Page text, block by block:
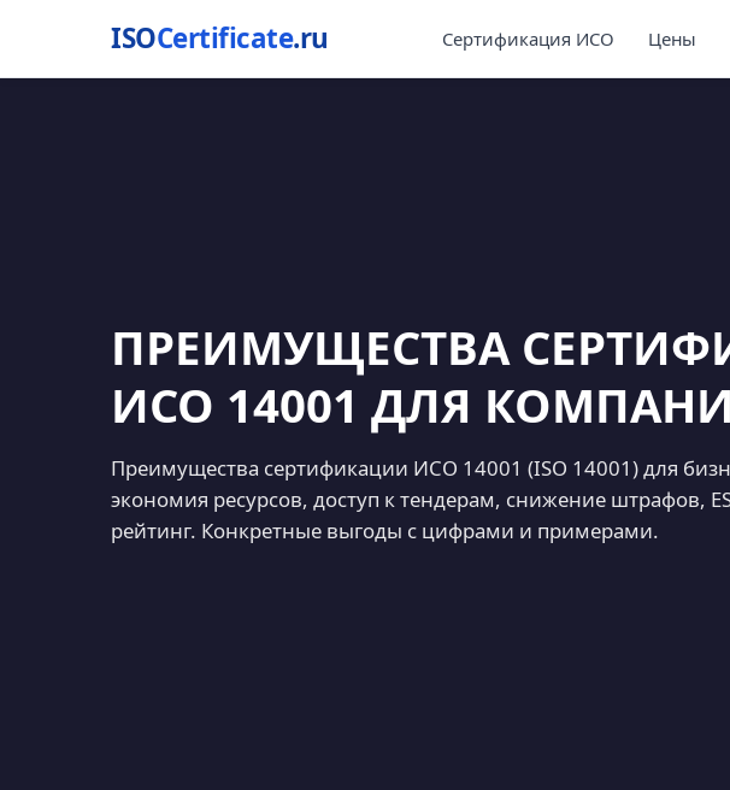
ISOCertificate.ru Сертификация ИСО Цены
ПРЕИМУЩЕСТВА
ИСО 14001 ДЛЯ
Преимущества сертификации ИСО 14001 (ISO 14001) для
экономия ресурсов, доступ к тендерам, снижение штрафов,
рейтинг. Конкретные выгоды с цифрами и примерами.